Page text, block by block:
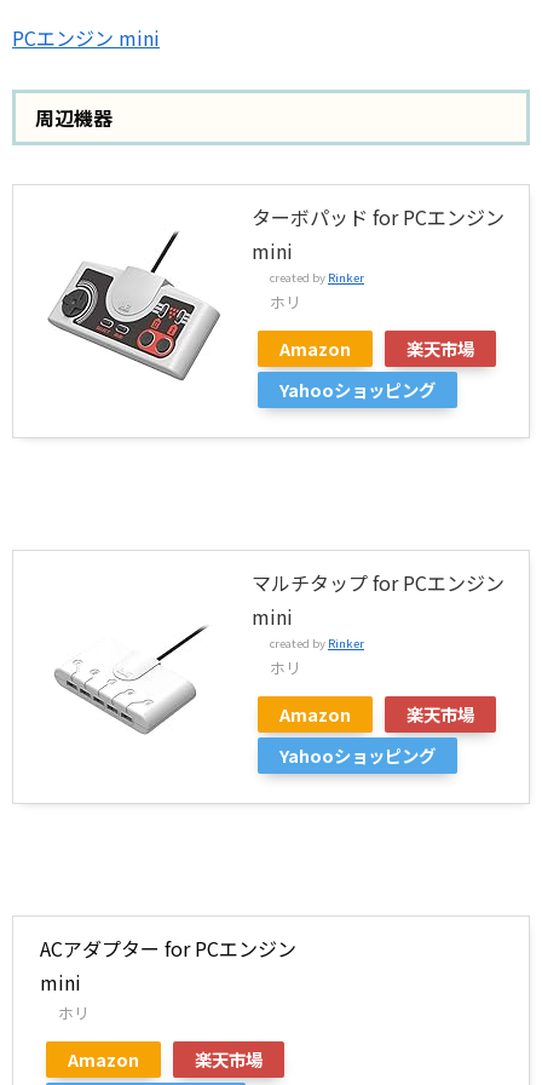
PCエンジン mini
周辺機器
ターボパッド for PCエンジン
mini
created by Rinker
ホリ
Amazon
楽天市場
Yahooショッピング
マルチタップ for PCエンジン
mini
created by Rinker
ホリ
Amazon
楽天市場
Yahooショッピング
ACアダプター for PCエンジン
mini
ホリ
Amazon
楽天市場